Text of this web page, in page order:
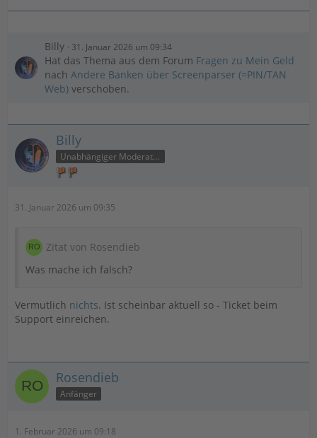
Billy 31. Januar 2026 um 09:34
Hat das Thema aus dem Forum Fragen zu Mein Geld
nach Andere Banken über Screenparser (=PIN/TAN
Web) verschoben.
Billy
Unabhängiger Moderator
31. Januar 2026 um 09:35
Zitat von Rosendieb
Was mache ich falsch?
Vermutlich nichts. Ist scheinbar aktuell so - Ticket beim
Support einreichen.
Rosendieb
Anfänger
1. Februar 2026 um 09:18